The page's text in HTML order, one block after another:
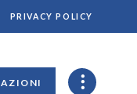
PRIVACY POLICY